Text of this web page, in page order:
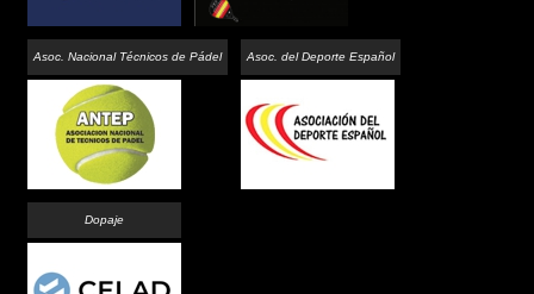
Asoc. Nacional Técnicos de Pádel Asoc. del Deporte Español
Dopaje